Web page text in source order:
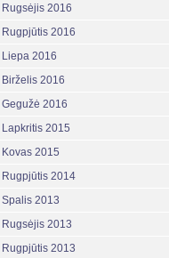
Rugsėjis 2016
Rugpjūtis 2016
Liepa 2016
Birželis 2016
Gegužė 2016
Lapkritis 2015
Kovas 2015
Rugpjūtis 2014
Spalis 2013
Rugsėjis 2013
Rugpjūtis 2013